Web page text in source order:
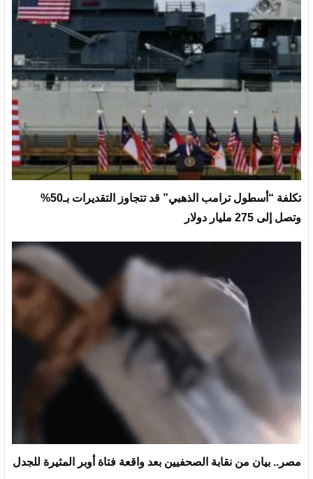
تكلفة “أسطول ترامب الذهبي” قد تتجاوز التقديرات بـ50%
وتصل إلى 275 مليار دولار
مصر.. بيان من نقابة الصحفيين بعد واقعة فتاة أوبر المثيرة للجدل